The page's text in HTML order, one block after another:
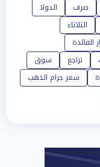
صرف
الدولا
الثلاثاء
الفائدة
تراجع
سوق
سعر جرام الذهب